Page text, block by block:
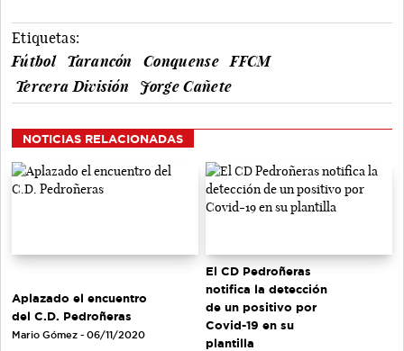
Etiquetas:
Fútbol
Tarancón Conquense
FFCM
Tercera División
Jorge Cañete
NOTICIAS RELACIONADAS
Aplazado el encuentro
del C.D. Pedroñeras
Mario Gómez - 06/11/2020
El CD Pedroñeras
notifica la detección
de un positivo por
Covid-19 en su
plantilla